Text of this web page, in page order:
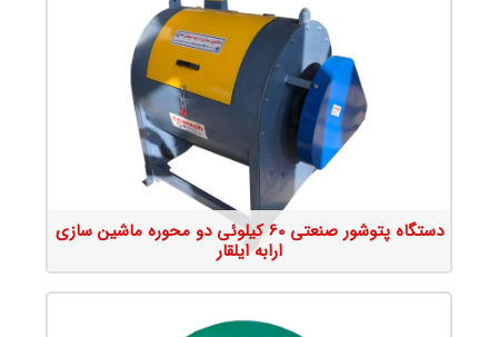
جزئیات محصول
دستگاه پتوشور صنعتی 60 کیلوئی دو محوره ماشین سازی
ارابه ایلقار